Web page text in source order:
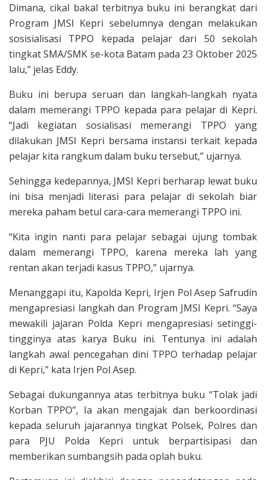
Dimana, cikal bakal terbitnya buku ini berangkat dari
Program JMSI Kepri sebelumnya dengan melakukan
sosisialisasi TPPO kepada pelajar dari 50 sekolah
tingkat SMA/SMK se-kota Batam pada 23 Oktober 2025
lalu,” jelas Eddy.
Buku ini berupa seruan dan langkah-langkah nyata
dalam memerangi TPPO kepada para pelajar di Kepri.
“Jadi kegiatan sosialisasi memerangi TPPO yang
dilakukan JMSI Kepri bersama instansi terkait kepada
pelajar kita rangkum dalam buku tersebut,” ujarnya.
Sehingga kedepannya, JMSI Kepri berharap lewat buku
ini bisa menjadi literasi para pelajar di sekolah biar
mereka paham betul cara-cara memerangi TPPO ini.
“Kita ingin nanti para pelajar sebagai ujung tombak
dalam memerangi TPPO, karena mereka lah yang
rentan akan terjadi kasus TPPO,” ujarnya.
Menanggapi itu, Kapolda Kepri, Irjen Pol Asep Safrudin
mengapresiasi langkah dan Program JMSI Kepri. “Saya
mewakili jajaran Polda Kepri mengapresiasi setinggi-
tingginya atas karya Buku ini. Tentunya ini adalah
langkah awal pencegahan dini TPPO terhadap pelajar
di Kepri,” kata Irjen Pol Asep.
Sebagai dukungannya atas terbitnya buku “Tolak jadi
Korban TPPO”, Ia akan mengajak dan berkoordinasi
kepada seluruh jajarannya tingkat Polsek, Polres dan
para PJU Polda Kepri untuk berpartisipasi dan
memberikan sumbangsih pada oplah buku.